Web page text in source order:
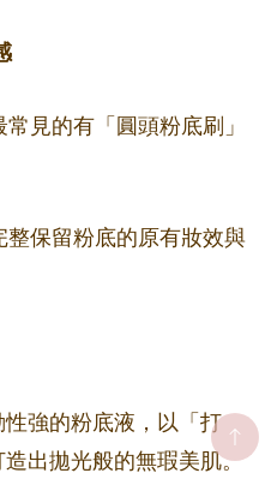
見的有「圓頭粉底刷」
保留粉底的原有妝效與
性強的粉底液，以「打
出拋光般的無瑕美肌。